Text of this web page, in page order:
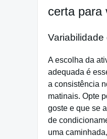
certa para
Variabilidade
A escolha da
adequada é
a consistência
matinais. Opte
goste e que se
de
uma